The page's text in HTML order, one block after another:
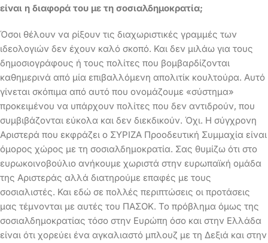
είναι η διαφορά του με τη σοσιαλδημοκρατία;
Όσοι θέλουν να ρίξουν τις διαχωριστικές γραμμές των
ιδεολογιών δεν έχουν καλό σκοπό. Και δεν μιλάω για τους
δημοσιογράφους ή τους πολίτες που βομβαρδίζονται
καθημερινά από μία επιβαλλόμενη απολιτίκ κουλτούρα. Αυτό
γίνεται σκόπιμα από αυτό που ονομάζουμε «σύστημα»
προκειμένου να υπάρχουν πολίτες που δεν αντιδρούν, που
συμβιβάζονται εύκολα και δεν διεκδικούν. Όχι. Η σύγχρονη
Αριστερά που εκφράζει ο ΣΥΡΙΖΑ Προοδευτική Συμμαχία είναι
όμορος χώρος με τη σοσιαλδημοκρατία. Σας θυμίζω ότι στο
ευρωκοινοβούλιο ανήκουμε χωριστά στην ευρωπαϊκή ομάδα
της Αριστεράς αλλά διατηρούμε επαφές με τους
σοσιαλιστές. Και εδώ σε πολλές περιπτώσεις οι προτάσεις
μας τέμνονται με αυτές του ΠΑΣΟΚ. Το πρόβλημα όμως της
σοσιαλδημοκρατίας τόσο στην Ευρώπη όσο και στην Ελλάδα
είναι ότι χορεύει ένα αγκαλιαστό μπλουζ με τη Δεξιά και στην